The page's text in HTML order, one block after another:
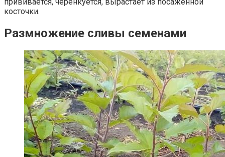
косточки.
Размножение сливы семенами